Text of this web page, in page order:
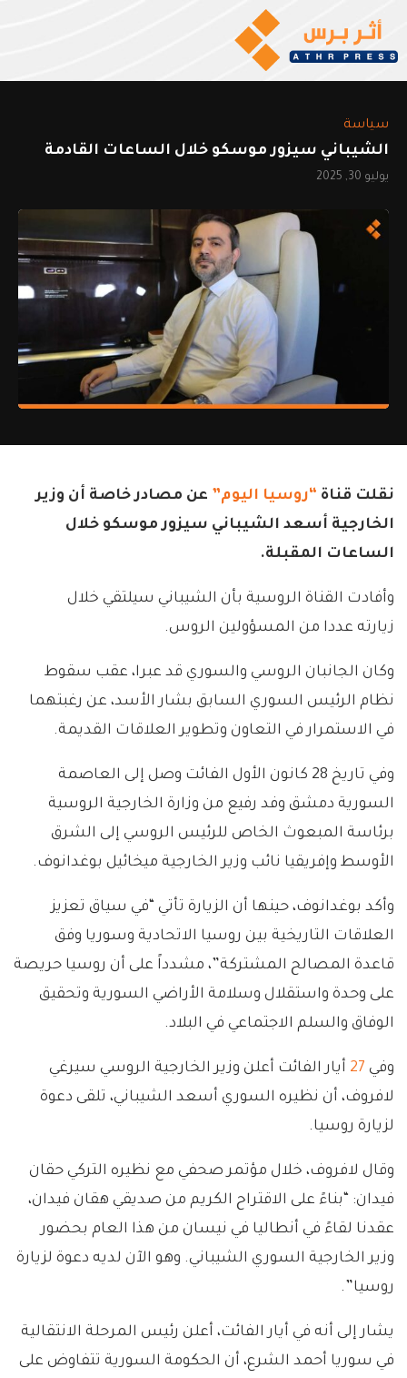
سياسة
الشيباني سيزور موسكو خلال الساعات القادمة
يوليو 30, 2025
نقلت قناة “روسيا اليوم” عن مصادر خاصة أن وزير
الخارجية أسعد الشيباني سيزور موسكو خلال
الساعات المقبلة.
وأفادت القناة الروسية بأن الشيباني سيلتقي خلال
زيارته عددا من المسؤولين الروس.
وكان الجانبان الروسي والسوري قد عبرا، عقب سقوط
نظام الرئيس السوري السابق بشار الأسد، عن رغبتهما
في الاستمرار في التعاون وتطوير العلاقات القديمة.
وفي تاريخ 28 كانون الأول الفائت وصل إلى العاصمة
السورية دمشق وفد رفيع من وزارة الخارجية الروسية
برئاسة المبعوث الخاص للرئيس الروسي إلى الشرق
الأوسط وإفريقيا نائب وزير الخارجية ميخائيل بوغدانوف.
وأكد بوغدانوف، حينها أن الزيارة تأتي “في سياق تعزيز
العلاقات التاريخية بين روسيا الاتحادية وسوريا وفق
قاعدة المصالح المشتركة”، مشدداً على أن روسيا حريصة
على وحدة واستقلال وسلامة الأراضي السورية وتحقيق
الوفاق والسلم الاجتماعي في البلاد.
وفي 27 أيار الفائت أعلن وزير الخارجية الروسي سيرغي
لافروف، أن نظيره السوري أسعد الشيباني، تلقى دعوة
لزيارة روسيا.
وقال لافروف، خلال مؤتمر صحفي مع نظيره التركي حقان
فيدان: “بناءً على الاقتراح الكريم من صديقي هقان فيدان،
عقدنا لقاءً في أنطاليا في نيسان من هذا العام بحضور
وزير الخارجية السوري الشيباني. وهو الآن لديه دعوة لزيارة
روسيا”.
يشار إلى أنه في أيار الفائت، أعلن رئيس المرحلة الانتقالية
في سوريا أحمد الشرع، أن الحكومة السورية تتفاوض على